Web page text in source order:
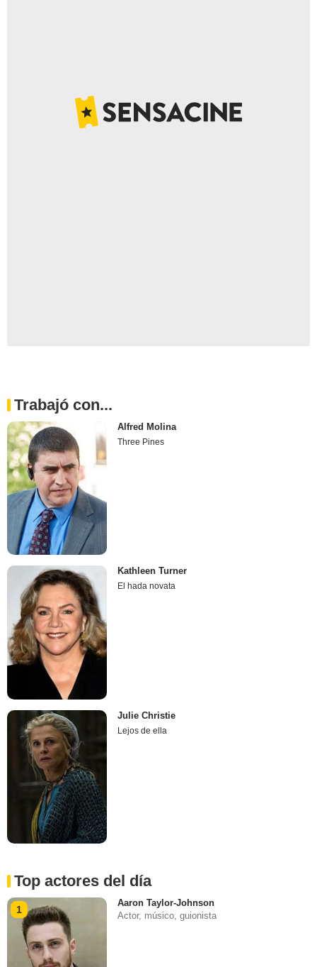
Trabajó con...
Alfred Molina
Three Pines
Kathleen Turner
El hada novata
Julie Christie
Lejos de ella
Top actores del día
1
Aaron Taylor-Johnson
Actor, músico, guionista